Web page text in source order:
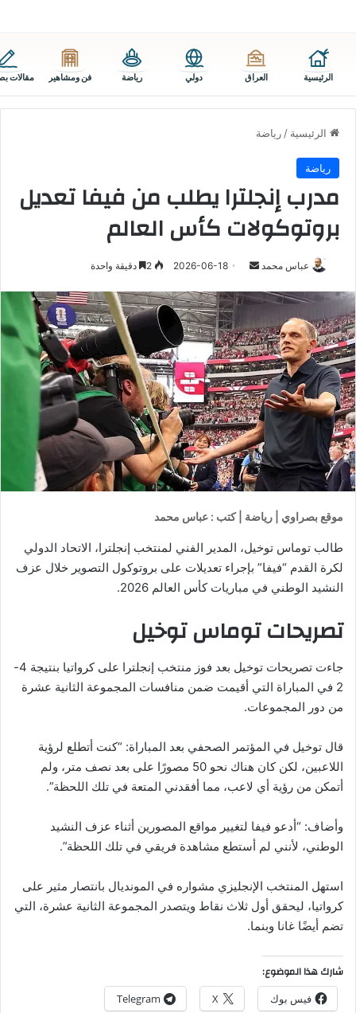
الرئيسية العراق دولي رياضة فن ومشاهير مقالات
الرئيسية / رياضة
رياضة
مدرب إنجلترا يطلب من فيفا تعديل
بروتوكولات كأس العالم
عباس محمد
أرسل
إلكترونيا
2026-06-18 دقيقة واحدة
موقع بصراوي | رياضة | كتب : عباس محمد
طالب توماس توخيل، المدير الفني لمنتخب إنجلترا، الاتحاد الدولي
لكرة القدم “فيفا” بإجراء تعديلات على بروتوكول التصوير خلال عزف
النشيد الوطني في مباريات كأس العالم 2026.
تصريحات توماس توخيل
جاءت تصريحات توخيل بعد فوز منتخب إنجلترا على كرواتيا بنتيجة 4-
2 في المباراة التي أقيمت ضمن منافسات المجموعة الثانية عشرة
من دور المجموعات.
قال توخيل في المؤتمر الصحفي بعد المباراة: “كنت أتطلع لرؤية
اللاعبين، لكن كان هناك نحو 50 مصورًا على بعد نصف متر، ولم
أتمكن من رؤية أي لاعب، مما أفقدني المتعة في تلك اللحظة”.
وأضاف: “أدعو فيفا لتغيير مواقع المصورين أثناء عزف النشيد
الوطني، لأنني لم أستطع مشاهدة فريقي في تلك اللحظة”.
استهل المنتخب الإنجليزي مشواره في المونديال بانتصار مثير على
كرواتيا، ليحقق أول ثلاث نقاط ويتصدر المجموعة الثانية عشرة، التي
تضم أيضًا غانا وبنما.
شارك هذا الموضوع:
فيس بوك X
Telegram